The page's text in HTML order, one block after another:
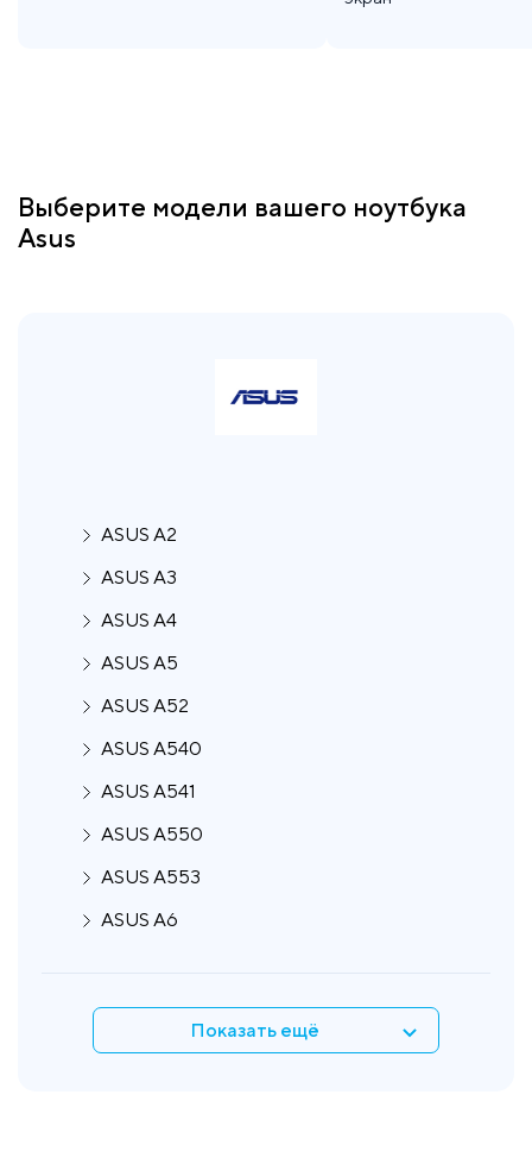
Выберите модели вашего ноутбука
Asus
ASUS A2
ASUS A3
ASUS A4
ASUS A5
ASUS A52
ASUS A540
ASUS A541
ASUS A550
ASUS A553
ASUS A6
Показать ещё